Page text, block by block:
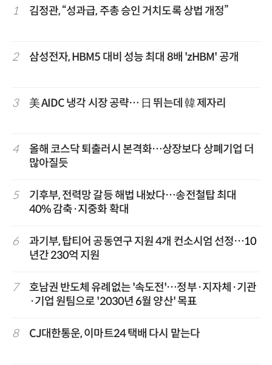
1 김정관, “성과급, 주총 승인 거치도록 상법 개정”
2 삼성전자, HBM5 대비 성능 최대 8배 'zHBM' 공개
3 美 AIDC 냉각 시장 공략… 日 뛰는데 韓 제자리
4
올해 코스닥 퇴출러시 본격화…상장보다 상폐기업 더
많아질듯
5
기후부, 전력망 갈등 해법 내놨다…송전철탑 최대
40% 감축·지중화 확대
6
과기부, 탑티어 공동연구 지원 4개 컨소시엄 선정…10
년간 230억 지원
7
호남권 반도체 유례없는 '속도전'…정부·지자체·기관
·기업 원팀으로 '2030년 6월 양산' 목표
8 CJ대한통운, 이마트24 택배 다시 맡는다